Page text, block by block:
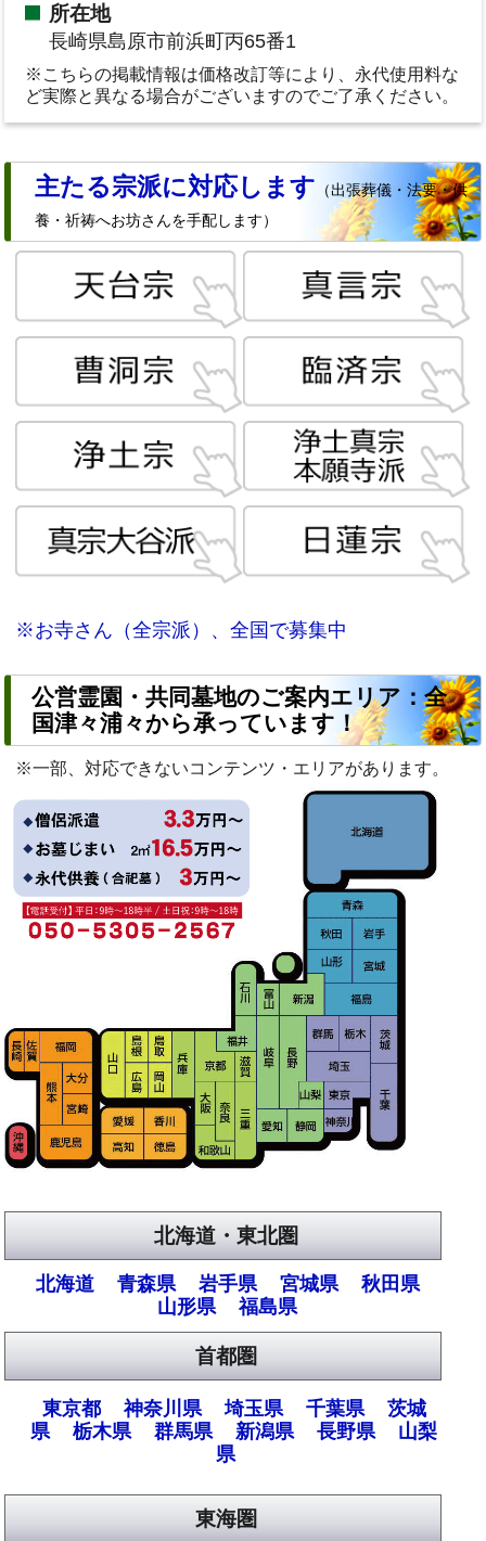
所在地
長崎県島原市前浜町丙65番1
※こちらの掲載情報は価格改訂等により、永代使用料な
ど実際と異なる場合がございますのでご了承ください。
主たる宗派に対応します （出張葬儀・法要・供
養・祈祷へお坊さんを手配します）
※お寺さん（全宗派）、全国で募集中
公営霊園・共同墓地のご案内エリア：全
国津々浦々から承っています！
※一部、対応できないコンテンツ・エリアがあります。
北海道・東北圏
北海道 青森県 岩手県 宮城県
秋田県
山形県
福島県
首都圏
東京都 神奈川県 埼玉県 千葉県
茨城
県
栃木県 群馬県 新潟県 長野県
山梨
県
東海圏